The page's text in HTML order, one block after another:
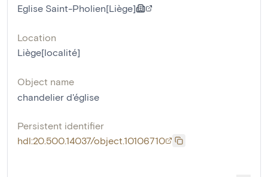
Eglise Saint-Pholien[Liège]
Location
Liège[localité]
Object name
chandelier d'église
Persistent identifier
hdl:20.500.14037/object.10106710